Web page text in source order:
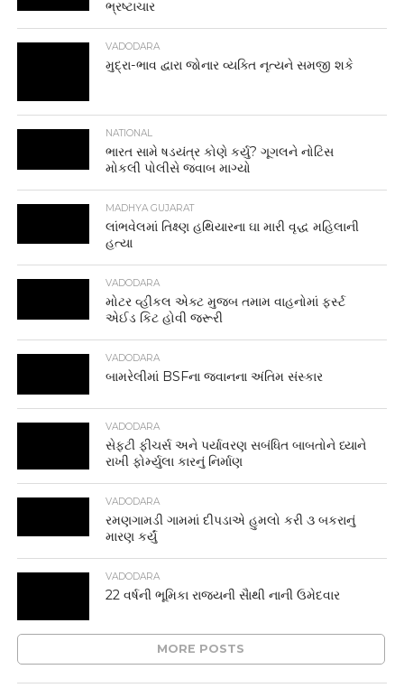
ભ્રષ્ટાચાર
VADODARA
મુદ્રા-ભાવ દ્વારા જોનાર વ્યક્તિ નૃત્યને સમજી શકે
NATIONAL
ભારત સામે ષડયંત્ર કોણે કર્યુ? ગૂગલને નોટિસ
મોકલી પોલીસે જવાબ માગ્યો
MADHYA GUJARAT
લાંભવેલમાં તિક્ષ્ણ હથિયારના ઘા મારી વૃદ્ધ મહિલાની
હત્યા
VADODARA
મોટર વ્હીકલ એક્ટ મુજબ તમામ વાહનોમાં ફર્સ્ટ
એઈડ કિટ હોવી જરૂરી
VADODARA
બામરેલીમાં BSFના જવાનના અંતિમ સંસ્કાર
VADODARA
સેફટી ફીચર્સ અને પર્યાવરણ સબંધિત બાબતોને ધ્યાને
રાખી ફોર્મ્યુલા કારનું નિર્માણ
VADODARA
રમણગામડી ગામમાં દીપડાએ હુમલો કરી ૩ બકરાનું
મારણ કર્યું
VADODARA
22 વર્ષની ભૂમિકા રાજ્યની સાૈથી નાની ઉમેદવાર
MORE POSTS